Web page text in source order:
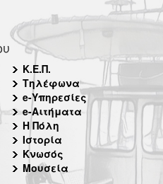
Κ.Ε.Π.
Τηλέφωνα
e-Υπηρεσίες
e-Αιτήματα
Η Πόλη
Ιστορία
Κνωσός
Μουσεία